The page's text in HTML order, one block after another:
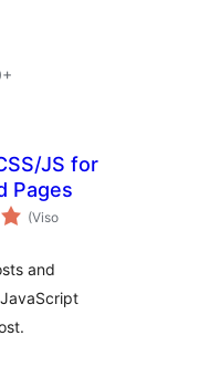
JS for
Pages
(Viso
and